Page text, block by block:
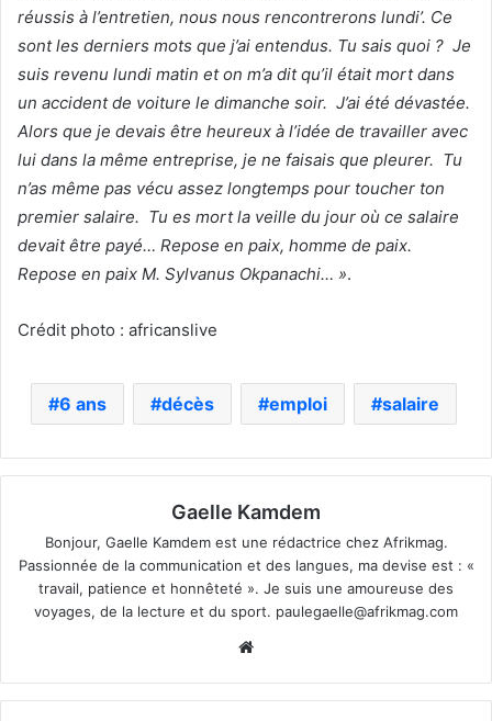
réussis à l’entretien, nous nous rencontrerons lundi’. Ce
sont les derniers mots que j’ai entendus. Tu sais quoi ? Je
suis revenu lundi matin et on m’a dit qu’il était mort dans
un accident de voiture le dimanche soir. J’ai été dévastée.
Alors que je devais être heureux à l’idée de travailler avec
lui dans la même entreprise, je ne faisais que pleurer. Tu
n’as même pas vécu assez longtemps pour toucher ton
premier salaire. Tu es mort la veille du jour où ce salaire
devait être payé… Repose en paix, homme de paix.
Repose en paix M. Sylvanus Okpanachi… ».
Crédit photo : africanslive
6 ans décès emploi salaire
Gaelle Kamdem
Bonjour, Gaelle Kamdem est une rédactrice chez Afrikmag.
Passionnée de la communication et des langues, ma devise est : «
travail, patience et honnêteté ». Je suis une amoureuse des
voyages, de la lecture et du sport. paulegaelle@afrikmag.com